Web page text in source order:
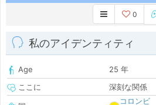
0
私のアイデンティティ
Age
25 年
ここに
深刻な関係
コロンビ